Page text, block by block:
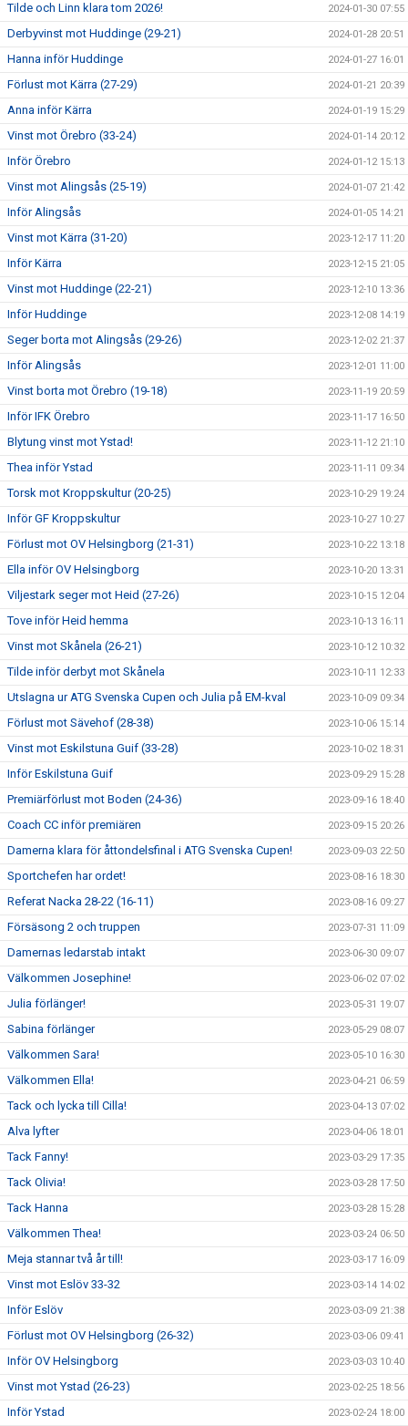
Tilde och Linn klara tom 2026! 2024-01-30 07:55
Derbyvinst mot Huddinge (29-21) 2024-01-28 20:51
Hanna inför Huddinge 2024-01-27 16:01
Förlust mot Kärra (27-29) 2024-01-21 20:39
Anna inför Kärra 2024-01-19 15:29
Vinst mot Örebro (33-24) 2024-01-14 20:12
Inför Örebro 2024-01-12 15:13
Vinst mot Alingsås (25-19) 2024-01-07 21:42
Inför Alingsås 2024-01-05 14:21
Vinst mot Kärra (31-20) 2023-12-17 11:20
Inför Kärra 2023-12-15 21:05
Vinst mot Huddinge (22-21) 2023-12-10 13:36
Inför Huddinge 2023-12-08 14:19
Seger borta mot Alingsås (29-26) 2023-12-02 21:37
Inför Alingsås 2023-12-01 11:00
Vinst borta mot Örebro (19-18) 2023-11-19 20:59
Inför IFK Örebro 2023-11-17 16:50
Blytung vinst mot Ystad! 2023-11-12 21:10
Thea inför Ystad 2023-11-11 09:34
Torsk mot Kroppskultur (20-25) 2023-10-29 19:24
Inför GF Kroppskultur 2023-10-27 10:27
Förlust mot OV Helsingborg (21-31) 2023-10-22 13:18
Ella inför OV Helsingborg 2023-10-20 13:31
Viljestark seger mot Heid (27-26) 2023-10-15 12:04
Tove inför Heid hemma 2023-10-13 16:11
Vinst mot Skånela (26-21) 2023-10-12 10:32
Tilde inför derbyt mot Skånela 2023-10-11 12:33
Utslagna ur ATG Svenska Cupen och Julia på EM-kval 2023-10-09 09:34
Förlust mot Sävehof (28-38) 2023-10-06 15:14
Vinst mot Eskilstuna Guif (33-28) 2023-10-02 18:31
Inför Eskilstuna Guif 2023-09-29 15:28
Premiärförlust mot Boden (24-36) 2023-09-16 18:40
Coach CC inför premiären 2023-09-15 20:26
Damerna klara för åttondelsfinal i ATG Svenska Cupen! 2023-09-03 22:50
Sportchefen har ordet! 2023-08-16 18:30
Referat Nacka 28-22 (16-11) 2023-08-16 09:27
Försäsong 2 och truppen 2023-07-31 11:09
Damernas ledarstab intakt 2023-06-30 09:07
Välkommen Josephine! 2023-06-02 07:02
Julia förlänger! 2023-05-31 19:07
Sabina förlänger 2023-05-29 08:07
Välkommen Sara! 2023-05-10 16:30
Välkommen Ella! 2023-04-21 06:59
Tack och lycka till Cilla! 2023-04-13 07:02
Alva lyfter 2023-04-06 18:01
Tack Fanny! 2023-03-29 17:35
Tack Olivia! 2023-03-28 17:50
Tack Hanna 2023-03-28 15:28
Välkommen Thea! 2023-03-24 06:50
Meja stannar två år till! 2023-03-17 16:09
Vinst mot Eslöv 33-32 2023-03-14 14:02
Inför Eslöv 2023-03-09 21:38
Förlust mot OV Helsingborg (26-32) 2023-03-06 09:41
Inför OV Helsingborg 2023-03-03 10:40
Vinst mot Ystad (26-23) 2023-02-25 18:56
Inför Ystad 2023-02-24 18:00